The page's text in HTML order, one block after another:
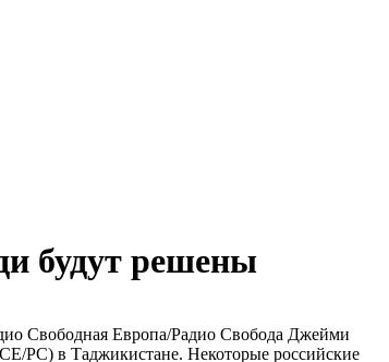
будут решены
Свободная Европа/Радио Свобода Джейми
РС) в Таджикистане. Некоторые российские